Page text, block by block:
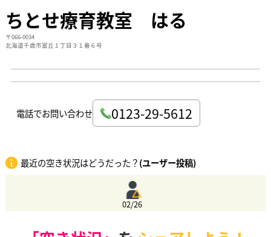
ちとせ療育教室 はる
〒066-0034
北海道千歳市富丘１丁目３１番６号
電話でお問い合わせ 0123-29-5612
最近の空き状況はどうだった？(ユーザー投稿)
02/26